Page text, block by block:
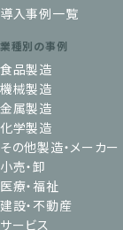
導入事例一覧
業種別の事例
食品製造
機械製造
金属製造
化学製造
その他製造・メーカー
小売・卸
医療・福祉
建設・不動産
サービス